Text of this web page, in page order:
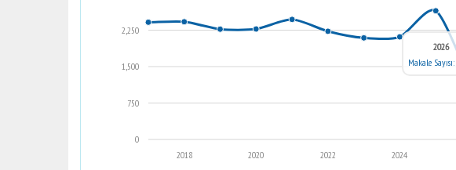
0
750
1,500
2,250
2024
2022
2020
2018
2026
Makale